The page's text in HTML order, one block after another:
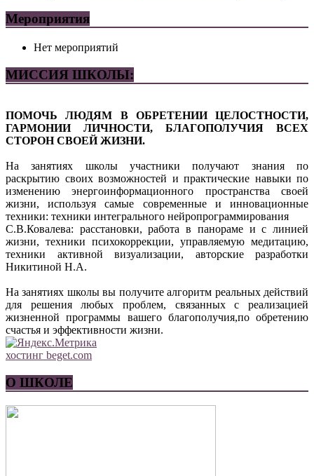
Мероприятия
Нет мероприятий
МИССИЯ ШКОЛЫ:
ПОМОЧЬ ЛЮДЯМ В ОБРЕТЕНИИ ЦЕЛОСТНОСТИ,
ГАРМОНИИ ЛИЧНОСТИ, БЛАГОПОЛУЧИЯ ВСЕХ
СТОРОН СВОЕЙ ЖИЗНИ.
На занятиях школы участники получают знания по
раскрытию своих возможностей и практические навыки по
изменению энергоинформационного пространства своей
жизни, используя самые современные и инновационные
техники: техники интегрального нейропрограммирования
С.В.Ковалева: расстановки, работа в панораме и с линией
жизни, техники психокоррекции, управляемую медитацию,
техники активной визуализации, авторские разработки
Никитиной Н.А.
На занятиях школы вы получите алгоритм реальных действий
для решения любых проблем, связанных с реализацией
жизненной программы вашего благополучия,по обретению
счастья и эффективности жизни.
хостинг beget.com
О ШКОЛЕ